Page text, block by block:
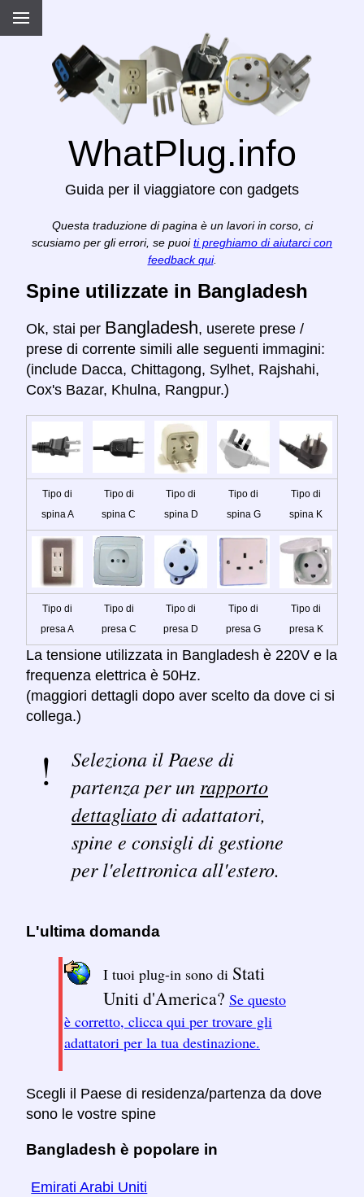
WhatPlug.info
Guida per il viaggiatore con gadgets
Questa traduzione di pagina è un lavori in corso, ci
scusiamo per gli errori, se puoi ti preghiamo di aiutarci con
feedback qui.
Spine utilizzate in Bangladesh
Ok, stai per Bangladesh, userete prese /
prese di corrente simili alle seguenti immagini:
(include Dacca, Chittagong, Sylhet, Rajshahi,
Cox's Bazar, Khulna, Rangpur.)
Tipo di
spina A
Tipo di
spina C
Tipo di
spina D
Tipo di
spina G
Tipo di
spina K
Tipo di
presa A
Tipo di
presa C
Tipo di
presa D
Tipo di
presa G
Tipo di
presa K
La tensione utilizzata in Bangladesh è 220V e la
frequenza elettrica è 50Hz.
(maggiori dettagli dopo aver scelto da dove ci si
collega.)
Seleziona il Paese di
partenza per un rapporto
dettagliatodi adattatori,
spine e consigli di gestione
per l'elettronica all'estero.
L'ultima domanda
I tuoi plug-in sono di Stati
Uniti d'America? Se questo
è corretto, clicca qui per trovare gli
adattatori per la tua destinazione.
Scegli il Paese di residenza/partenza da dove
sono le vostre spine
Bangladesh è popolare in
Emirati Arabi Uniti